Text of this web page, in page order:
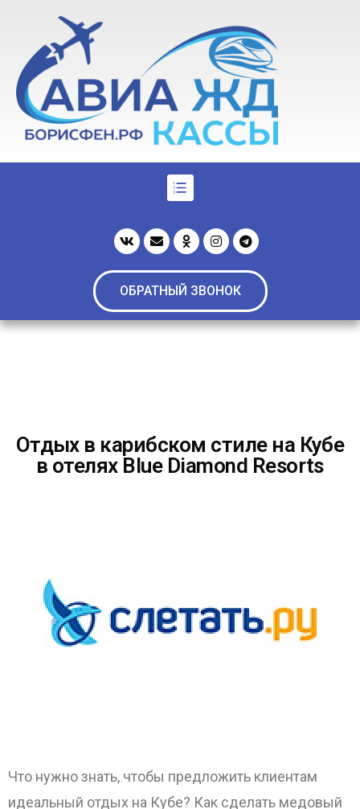
ОБРАТНЫЙ ЗВОНОК
Отдых в карибском стиле на Кубе
в отелях Blue Diamond Resorts
Что нужно знать, чтобы предложить клиентам
идеальный отдых на Кубе? Как сделать медовый